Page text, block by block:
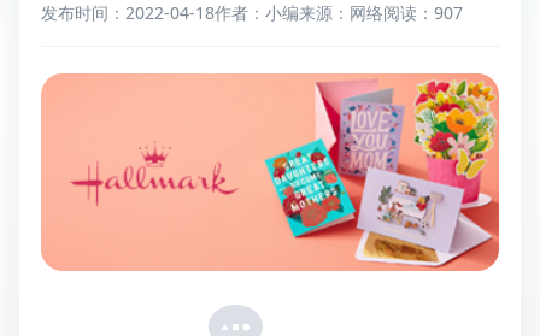
发布时间：2022-04-18作者：小编来源：网络阅读：907